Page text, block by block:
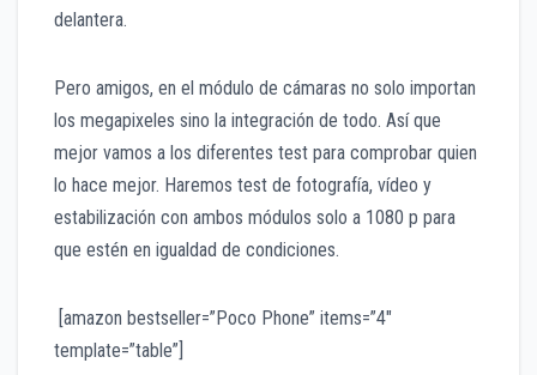
delantera.
Pero amigos, en el módulo de cámaras no solo importan
los megapixeles sino la integración de todo. Así que
mejor vamos a los diferentes test para comprobar quien
lo hace mejor. Haremos test de fotografía, vídeo y
estabilización con ambos módulos solo a 1080 p para
que estén en igualdad de condiciones.
[amazon bestseller=”Poco Phone” items=”4″
template=”table”]